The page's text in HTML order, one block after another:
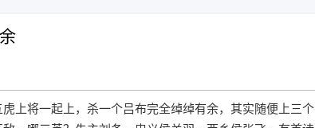
上将一起上，杀一个吕布完全绰绰有余，其实随便上三个